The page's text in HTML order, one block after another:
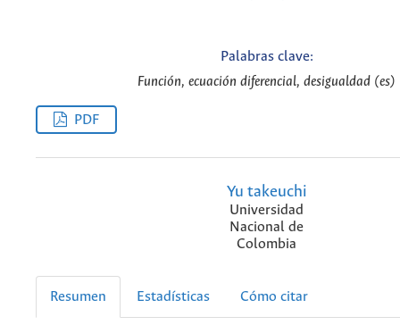
Palabras clave:
Función, ecuación diferencial, desigualdad (es)
PDF
Yu takeuchi
Universidad
Nacional de
Colombia
Resumen Estadísticas Cómo citar